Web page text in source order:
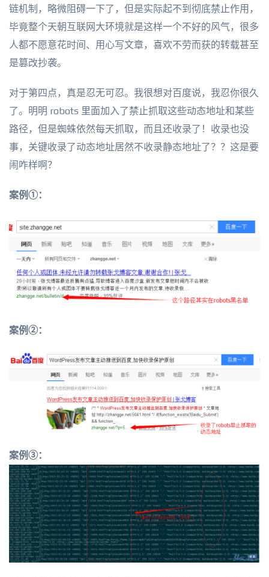
链机制，略微阻碍一下了，但是实际起不到彻底禁止作用，
毕竟整个天朝互联网大环境就是这样一个不好的风气，很多
人都不愿意花时间、用心写文章，喜欢不劳而获的转载甚至
是篡改抄袭。
对于第四点，真是忍无可忍。我很想对百度说，我忍你很久
了。明明 robots 里面加入了禁止抓取这些动态地址和某些
路径，但是蜘蛛依然每天抓取，而且还收录了！收录也没
事，关键收录了动态地址居然不收录静态地址了？？这是要
闹咋样啊？
案例①：
案例②：
案例③：